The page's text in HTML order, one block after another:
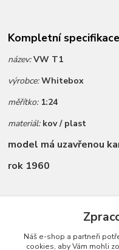
Kompletní specifikace
název:VW T1
výrobce:Whitebox
měřítko: 1:24
materiál: kov / plast
model má uzavřenou
rok 1960
Zboží zařazeno v
Novinky dle data přidání
Náš e-shop a partneři
cookies, aby Vám mohli